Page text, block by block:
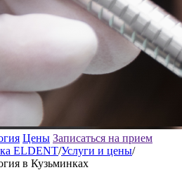
Цены Записаться на прием
ELDENT/Услуги и цены/
в Кузьминках